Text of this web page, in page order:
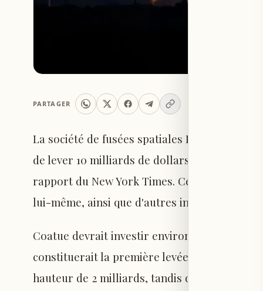
PARTAGER
La société de fusées spatiales Blue Origin,
de lever 10 milliards de dollars à une
rapport du New York Times. Cette opération
lui-même, ainsi que d'autres investisseurs
Coatue devrait investir environ 4 milliards
constituerait la première levée de fonds
hauteur de 2 milliards, tandis que le reste